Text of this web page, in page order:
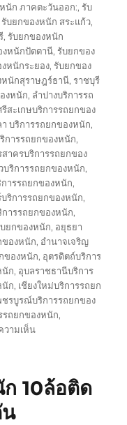
นัก ภาคตะวันออก:,รับ
รับยกของหนัก สระแก้ว,
,รับยกของหนัก
งหนักปัตตานี,รับยกของ
หนักระยอง,รับยกของ
หนักสุราษฎร์ธานี,ราชบุรี
งหนัก, ลำปางบริการรถ
รีสะเกษบริการรถยกของ
า บริการรถยกของหนัก,
การรถยกของหนัก,
าครบริการรถยกของ
บริการรถยกของหนัก,
ารรถยกของหนัก,
ริการรถยกของหนัก,
ารรถยกของหนัก,
ยกของหนัก, อยุธยา
ของหนัก, อำนาจเจริญ
ของหนัก, อุตรดิตถ์บริการ
นัก, อุบลราชธานีบริการ
นัก, เชียงใหม่บริการรถยก
ชรบูรณ์บริการรถยกของ
รถยกของหนัก,
วามเห็นบน
ของ
10ล้อติด
น